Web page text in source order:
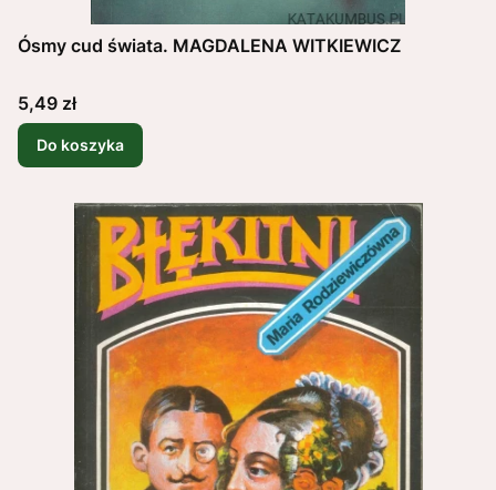
Ósmy cud świata. MAGDALENA WITKIEWICZ
Cena
5,49 zł
Do koszyka